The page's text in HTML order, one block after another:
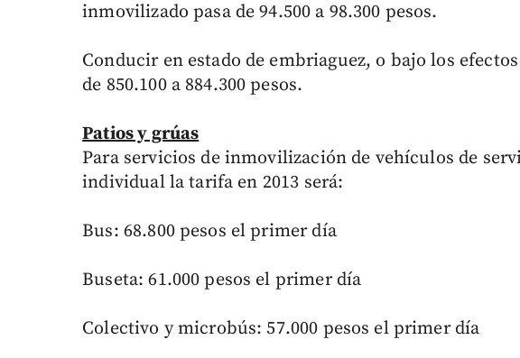
inmovilizado pasa de 94.500 a 98.300 pesos.
Conducir en estado de embriaguez, o bajo los
de 850.100 a 884.300 pesos.
Patios y grúas
Para servicios de inmovilización de vehículos de
individual la tarifa en 2013 será:
Bus: 68.800 pesos el primer día
Buseta: 61.000 pesos el primer día
Colectivo y microbús: 57.000 pesos el primer día